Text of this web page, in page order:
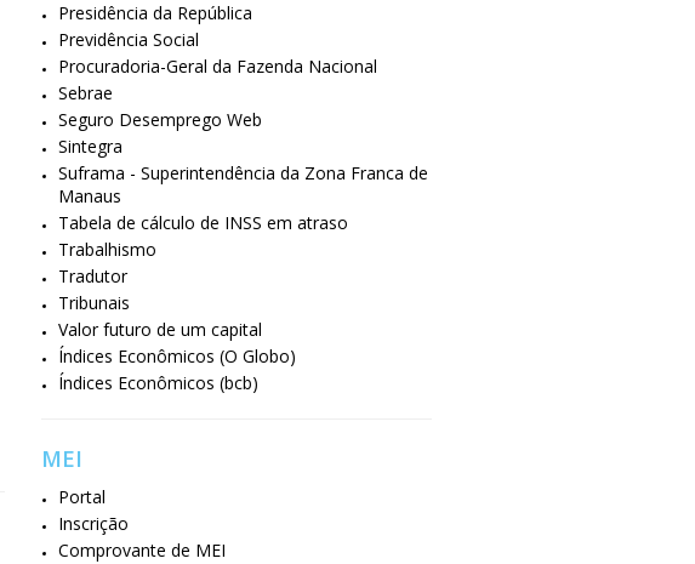
Presidência da República
Previdência Social
Procuradoria-Geral da Fazenda Nacional
Sebrae
Seguro Desemprego Web
Sintegra
Suframa - Superintendência da Zona Franca de
Manaus
Tabela de cálculo de INSS em atraso
Trabalhismo
Tradutor
Tribunais
Valor futuro de um capital
Índices Econômicos (O Globo)
Índices Econômicos (bcb)
MEI
Portal
Inscrição
Comprovante de MEI